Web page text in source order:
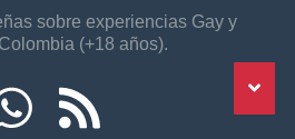
sobre experiencias Gay y
(+18 años).